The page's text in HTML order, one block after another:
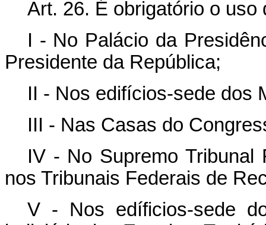
Art. 26. É obrigatório o uso
I - No Palácio da
Presidente da República;
II - Nos edifícios-sede dos
III - Nas Casas do
IV - No Supremo Tribunal
nos Tribunais Federais de
V - Nos edíficios-sede